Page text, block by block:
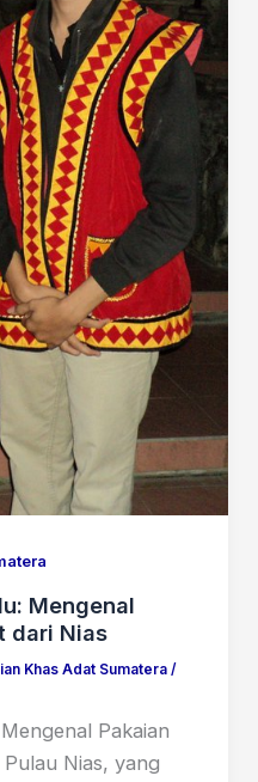
Mengenal
dari Nias
Khas Adat Sumatera/
Pakaian
Nias, yang